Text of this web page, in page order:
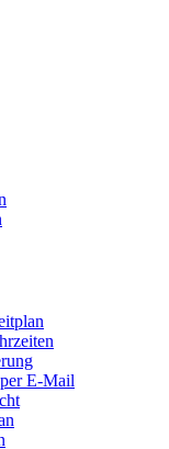
E-Mail